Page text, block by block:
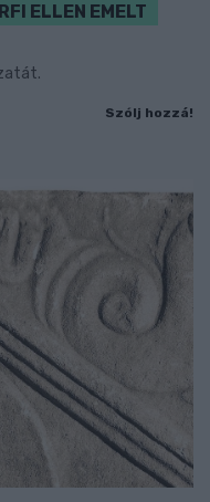
ELLEN EMELT
Szólj hozzá!